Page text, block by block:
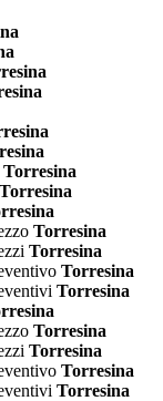
Torresina
Torresina
Torresina
Torresina
Torresina
Torresina
Torresina
Torresina
Torresina
Torresina